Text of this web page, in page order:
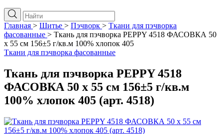
Главная > Шитье > Пэчворк > Ткани для пэчворка
фасованные > Ткань для пэчворка PEPPY 4518 ФАСОВКА 50
x 55 см 156±5 г/кв.м 100% хлопок 405
Ткани для пэчворка фасованные
Ткань для пэчворка PEPPY 4518
ФАСОВКА 50 x 55 см 156±5 г/кв.м
100% хлопок 405 (арт. 4518)